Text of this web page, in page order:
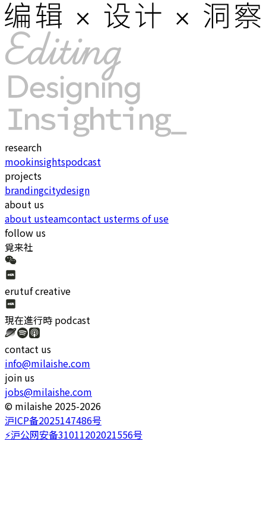
research
mookinsightspodcast
projects
brandingcitydesign
about us
about usteamcontact usterms of use
follow us
覓来社
erutuf creative
現在進行時 podcast
contact us
info@milaishe.com
join us
jobs@milaishe.com
©️ milaishe 2025-2026
沪ICP备2025147486号
⚡️沪公网安备31011202021556号